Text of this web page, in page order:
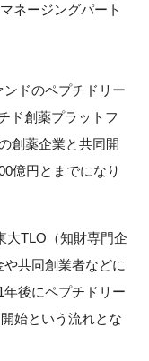
ネージングパート
ドのペプチドリー
ド創薬プラットフ
創薬企業と共同開
億円とまでになり
大TLO（知財専門企
共同創業者などに
後にペプチドリー
始という流れとな